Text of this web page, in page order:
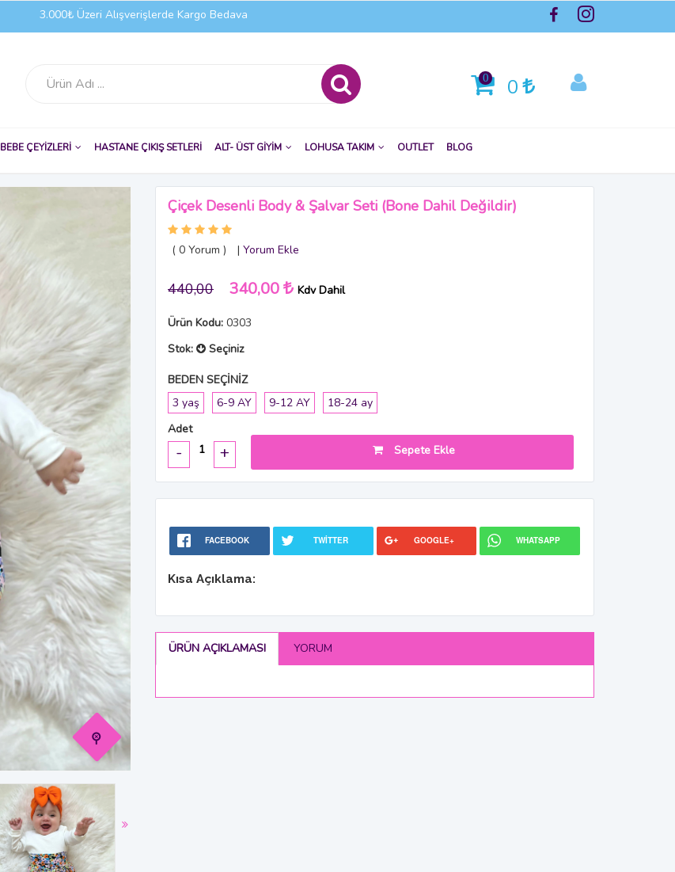
3.000₺ Üzeri Alışverişlerde Kargo Bedava
0 0
BEBE ÇEYİZLERİ HASTANE ÇIKIŞ SETLERİ ALT- ÜST GİYİM LOHUSA TAKIM OUTLET BLOG
Çiçek Desenli Body & Şalvar Seti (bone Dahil Değildir)
( 0 Yorum ) | Yorum Ekle
440,00 340,00 Kdv Dahil
Ürün Kodu: 0303
Stok:
Seçiniz
BEDEN SEÇİNİZ
3 yaş
6-9 AY 9-12 AY
18-24 ay
Adet
- + Sepete Ekle
FACEBOOK TWITTER GOOGLE+ WHATSAPP
Kısa Açıklama:
ÜRÜN AÇIKLAMASI YORUM